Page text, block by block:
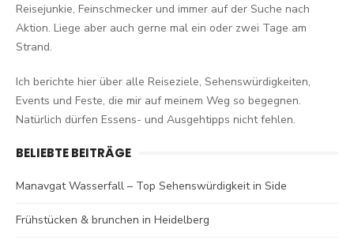
Reisejunkie, Feinschmecker und immer auf der Suche nach
Aktion. Liege aber auch gerne mal ein oder zwei Tage am
Strand.
Ich berichte hier über alle Reiseziele, Sehenswürdigkeiten,
Events und Feste, die mir auf meinem Weg so begegnen.
Natürlich dürfen Essens- und Ausgehtipps nicht fehlen.
BELIEBTE BEITRÄGE
Manavgat Wasserfall – Top Sehenswürdigkeit in Side
Frühstücken & brunchen in Heidelberg